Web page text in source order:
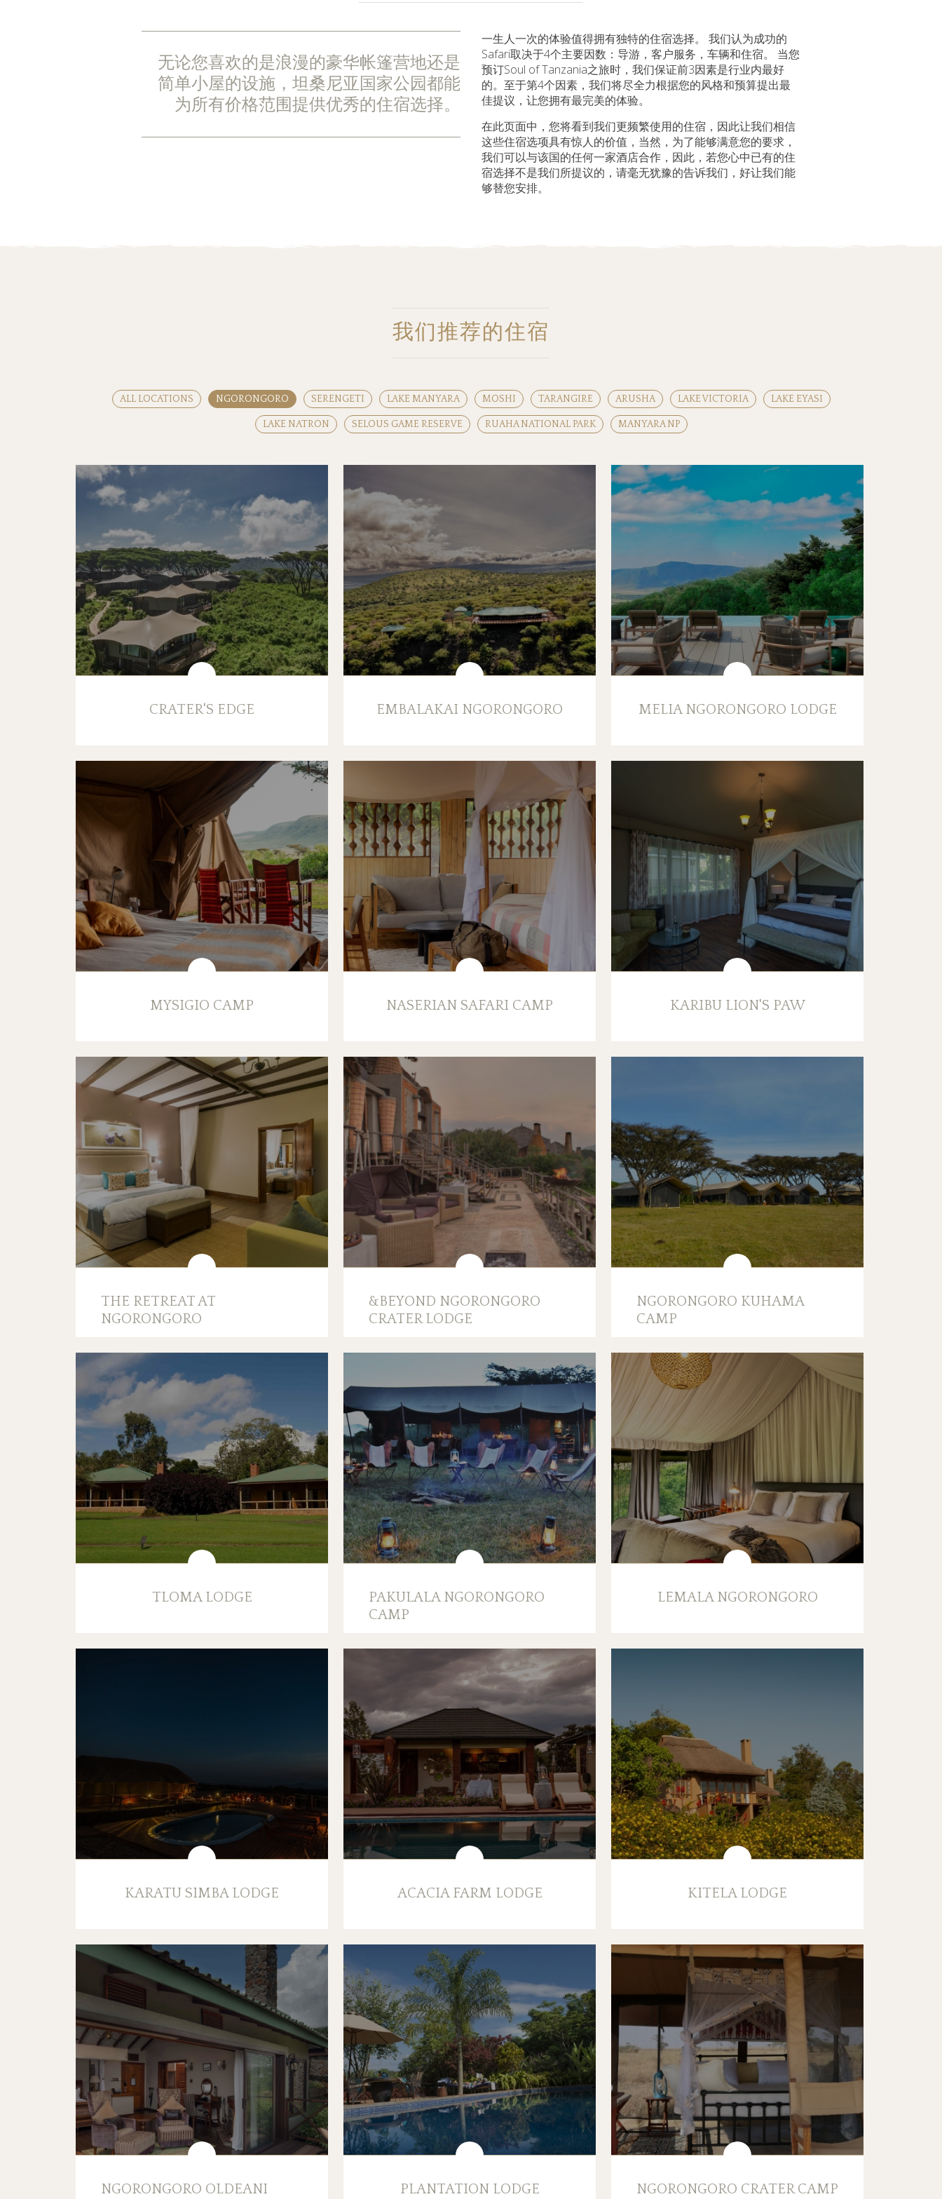
无论您喜欢的是浪漫的豪华帐篷营地还是
简单小屋的设施，坦桑尼亚国家公园都能
为所有价格范围提供优秀的住宿选择。
一生人一次的体验值得拥有独特的住宿选择。 我们认为成功的
Safari取决于4个主要因数：导游，客户服务，车辆和住宿。 当您
预订Soul of Tanzania之旅时，我们保证前3因素是行业内最好
的。至于第4个因素，我们将尽全力根据您的风格和预算提出最
佳提议，让您拥有最完美的体验。
在此页面中，您将看到我们更频繁使用的住宿，因此让我们相信
这些住宿选项具有惊人的价值，当然，为了能够满意您的要求，
我们可以与该国的任何一家酒店合作，因此，若您心中已有的住
宿选择不是我们所提议的，请毫无犹豫的告诉我们，好让我们能
够替您安排。
我们推荐的住宿
ALL LOCATIONS NGORONGORO SERENGETI LAKE MANYARA MOSHI TARANGIRE ARUSHA LAKE VICTORIA LAKE EYASI
LAKE NATRON SELOUS GAME RESERVE RUAHA NATIONAL PARK MANYARA NP
CRATER'S EDGE EMBALAKAI NGORONGORO MELIA NGORONGORO LODGE
MYSIGIO CAMP NASERIAN SAFARI CAMP KARIBU LION'S PAW
THE RETREAT AT
NGORONGORO
&BEYOND NGORONGORO
CRATER LODGE
NGORONGORO KUHAMA
CAMP
TLOMA LODGE
PAKULALA NGORONGORO
CAMP
LEMALA NGORONGORO
KARATU SIMBA LODGE ACACIA FARM LODGE KITELA LODGE
NGORONGORO OLDEANI PLANTATION LODGE NGORONGORO CRATER CAMP